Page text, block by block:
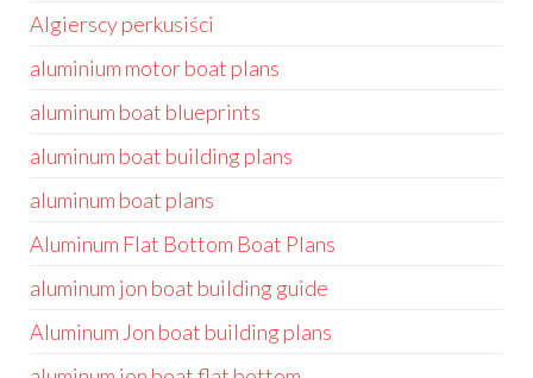
Algierscy perkusiści
aluminium motor boat plans
aluminum boat blueprints
aluminum boat building plans
aluminum boat plans
Aluminum Flat Bottom Boat Plans
aluminum jon boat building guide
Aluminum Jon boat building plans